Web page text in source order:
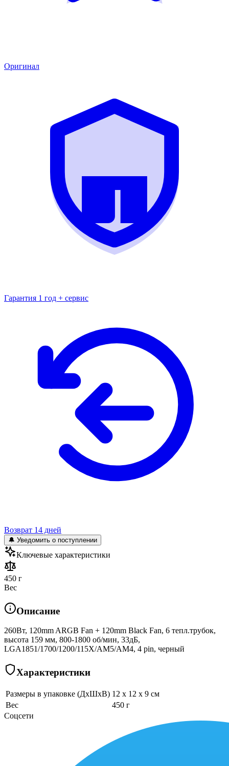
Оригинал
Гарантия 1 год + сервис
Возврат 14 дней
🔔 Уведомить о поступлении
Ключевые характеристики
450 г
Вес
Описание
260Вт, 120mm ARGB Fan + 120mm Black Fan, 6 тепл.трубок,
высота 159 мм, 800-1800 об/мин, 33дБ,
LGA1851/1700/1200/115X/AM5/AM4, 4 pin, черный
Характеристики
Размеры в упаковке (ДхШхВ) 12 x 12 x 9 см
Вес
450 г
Соцсети